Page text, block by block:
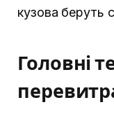
кузова беруть
Головні